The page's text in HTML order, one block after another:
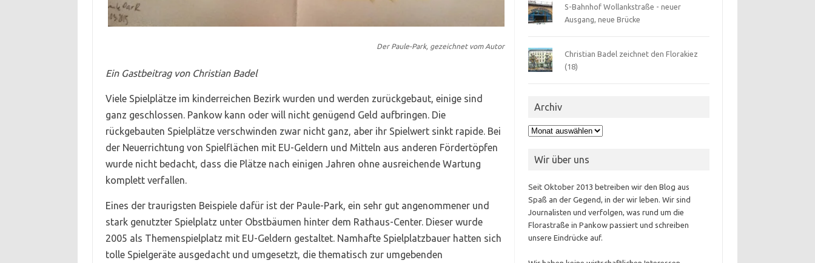
Der Paule-Park, gezeichnet vom Autor
Ein Gastbeitrag von Christian Badel
Viele Spielplätze im kinderreichen Bezirk wurden und werden zurückgebaut, einige sind
ganz geschlossen. Pankow kann oder will nicht genügend Geld aufbringen. Die
rückgebauten Spielplätze verschwinden zwar nicht ganz, aber ihr Spielwert sinkt rapide. Bei
der Neuerrichtung von Spielflächen mit EU-Geldern und Mitteln aus anderen Fördertöpfen
wurde nicht bedacht, dass die Plätze nach einigen Jahren ohne ausreichende Wartung
komplett verfallen.
Eines der traurigsten Beispiele dafür ist der Paule-Park, ein sehr gut angenommener und
stark genutzter Spielplatz unter Obstbäumen hinter dem Rathaus-Center. Dieser wurde
2005 als Themenspielplatz mit EU-Geldern gestaltet. Namhafte Spielplatzbauer hatten sich
tolle Spielgeräte ausgedacht und umgesetzt, die thematisch zur umgebenden
S-Bahnhof Wollankstraße - neuer
Ausgang, neue Brücke
Christian Badel zeichnet den Florakiez
(18)
Archiv
Archiv
Wir über uns
Seit Oktober 2013 betreiben wir den Blog aus
Spaß an der Gegend, in der wir leben. Wir sind
Journalisten und verfolgen, was rund um die
Florastraße in Pankow passiert und schreiben
unsere Eindrücke auf.